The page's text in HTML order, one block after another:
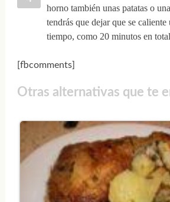
horno también unas patatas o
tendrás que dejar que se caliente
tiempo, como 20 minutos en
[fbcomments]
Otras alternativas que te